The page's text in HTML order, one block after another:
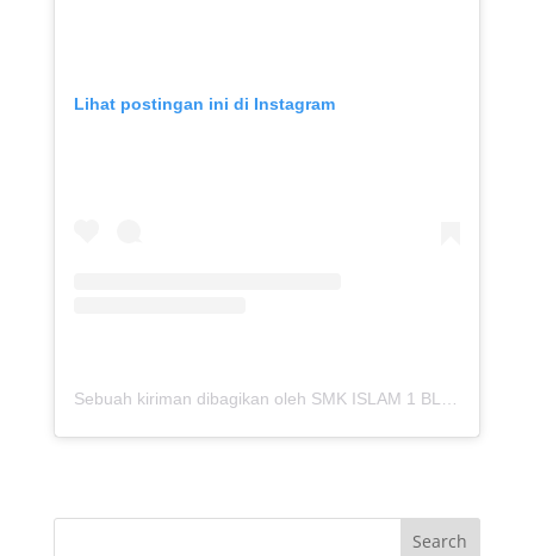
Lihat postingan ini di Instagram
Search